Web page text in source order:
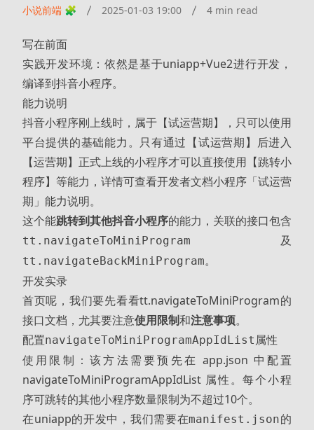
小说前端 🧩 2025-01-03 19:00 4 min read
写在前面
实践开发环境：依然是基于uniapp+Vue2进行开发，
编译到抖音小程序。
能力说明
抖音小程序刚上线时，属于【试运营期】，只可以使用
平台提供的基础能力。只有通过【试运营期】后进入
【运营期】正式上线的小程序才可以直接使用【跳转小
程序】等能力，详情可查看开发者文档小程序「试运营
期」能力说明。
这个能跳转到其他抖音小程序的能力，关联的接口包含
tt.navigateToMiniProgram 及
tt.navigateBackMiniProgram。
开发实录
首页呢，我们要先看看tt.navigateToMiniProgram的
接口文档，尤其要注意使用限制和注意事项。
配置navigateToMiniProgramAppIdList 属性
使用限制：该方法需要预先在 app.json 中配置
navigateToMiniProgramAppIdList 属性。每个小程
序可跳转的其他小程序数量限制为不超过10个。
在uniapp的开发中，我们需要在manifest.json的